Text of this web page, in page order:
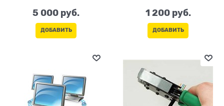
5 000 руб.
ДОБАВИТЬ
1 200 руб.
ДОБАВИТЬ